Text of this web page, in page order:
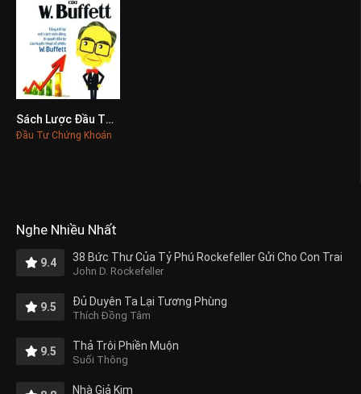
0
Sách Lược Đầu Tư Của Warren Buffett
Đầu Tư Chứng Khoán
Nghe Nhiều Nhất
9.4 38 Bức Thư Của Tỷ Phú Rockefeller Gửi Cho Con Trai
John D. Rockefeller
9.5 Đủ Duyên Ta Lại Tương Phùng
Thích Đồng Tâm
9.5 Thả Trôi Phiền Muộn
Suối Thông
Nhà Giả Kim